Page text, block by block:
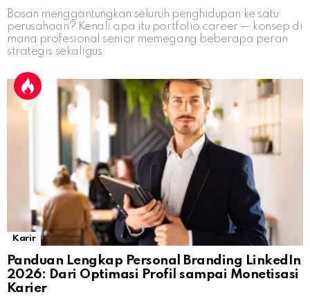
Bosan menggantungkan seluruh penghidupan ke satu
perusahaan? Kenali apa itu portfolio career — konsep di
mana profesional senior memegang beberapa peran
strategis sekaligus.
Karir
Panduan Lengkap Personal Branding LinkedIn
2026: Dari Optimasi Profil sampai Monetisasi
Karier